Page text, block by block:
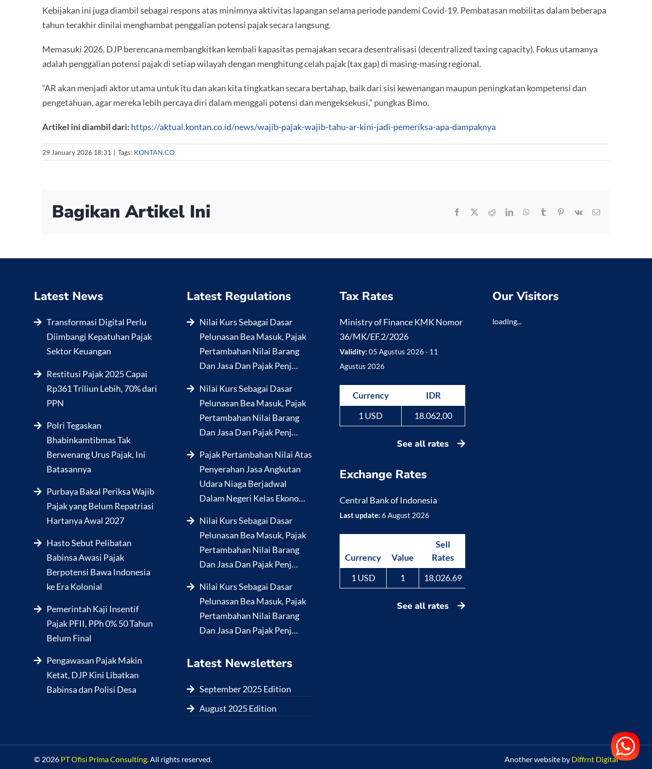
Kebijakan ini juga diambil sebagai respons atas minimnya aktivitas lapangan selama periode pandemi Covid-19. Pembatasan mobilitas dalam beberapa
tahun terakhir dinilai menghambat penggalian potensi pajak secara langsung.
Memasuki 2026, DJP berencana membangkitkan kembali kapasitas pemajakan secara desentralisasi (decentralized taxing capacity). Fokus utamanya
adalah penggalian potensi pajak di setiap wilayah dengan menghitung celah pajak (tax gap) di masing-masing regional.
“AR akan menjadi aktor utama untuk itu dan akan kita tingkatkan secara bertahap, baik dari sisi kewenangan maupun peningkatan kompetensi dan
pengetahuan, agar mereka lebih percaya diri dalam menggali potensi dan mengeksekusi,” pungkas Bimo.
Artikel ini diambil dari: https://aktual.kontan.co.id/news/wajib-pajak-wajib-tahu-ar-kini-jadi-pemeriksa-apa-dampaknya
29 January 2026 18:31 | Tags: KONTAN.CO
Bagikan Artikel Ini Facebook RedditLinkedInWhatsApp
Tumblr Pinterest
Vk Email
Latest News
Transformasi Digital Perlu
Diimbangi Kepatuhan Pajak
Sektor Keuangan
Restitusi Pajak 2025 Capai
Rp361 Triliun Lebih, 70% dari
PPN
Polri Tegaskan
Bhabinkamtibmas Tak
Berwenang Urus Pajak, Ini
Batasannya
Purbaya Bakal Periksa Wajib
Pajak yang Belum Repatriasi
Hartanya Awal 2027
Hasto Sebut Pelibatan
Babinsa Awasi Pajak
Berpotensi Bawa Indonesia
ke Era Kolonial
Pemerintah Kaji Insentif
Pajak PFII, PPh 0% 50 Tahun
Belum Final
Pengawasan Pajak Makin
Ketat, DJP Kini Libatkan
Babinsa dan Polisi Desa
Latest Regulations
Nilai Kurs Sebagai Dasar
Pelunasan Bea Masuk, Pajak
Pertambahan Nilai Barang
Dan Jasa Dan Pajak Penj…
Nilai Kurs Sebagai Dasar
Pelunasan Bea Masuk, Pajak
Pertambahan Nilai Barang
Dan Jasa Dan Pajak Penj…
Pajak Pertambahan Nilai Atas
Penyerahan Jasa Angkutan
Udara Niaga Berjadwal
Dalam Negeri Kelas Ekono…
Nilai Kurs Sebagai Dasar
Pelunasan Bea Masuk, Pajak
Pertambahan Nilai Barang
Dan Jasa Dan Pajak Penj…
Nilai Kurs Sebagai Dasar
Pelunasan Bea Masuk, Pajak
Pertambahan Nilai Barang
Dan Jasa Dan Pajak Penj…
Latest Newsletters
September 2025 Edition
August 2025 Edition
Tax Rates
Ministry of Finance KMK Nomor
36/MK/EF.2/2026
Validity: 05 Agustus 2026 - 11
Agustus 2026
Currency
IDR
1 USD
18.062,00
See all rates
Exchange Rates
Central Bank of Indonesia
Last update: 6 August 2026
Currency Value
Sell
Rates
1 USD
1 18,026.69
See all rates
Our Visitors
loading...
© 2026 PT Ofisi Prima Consulting. All rights reserved. Another website by Diffrnt Digital